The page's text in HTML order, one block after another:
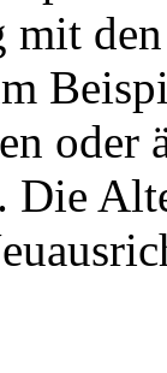
mit
oder
Die